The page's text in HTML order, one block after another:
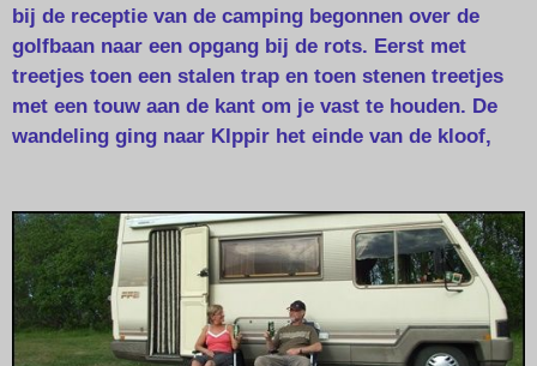
bij de receptie van de camping begonnen over de
golfbaan naar een opgang bij de rots. Eerst met
treetjes toen een stalen trap en toen stenen treetjes
met een touw aan de kant om je vast te houden. De
wandeling ging naar Klppir het einde van de kloof,